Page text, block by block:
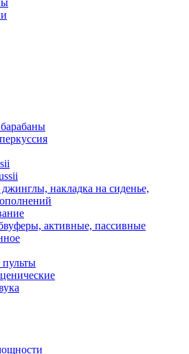
накладка на сиденье,
активные, пассивные